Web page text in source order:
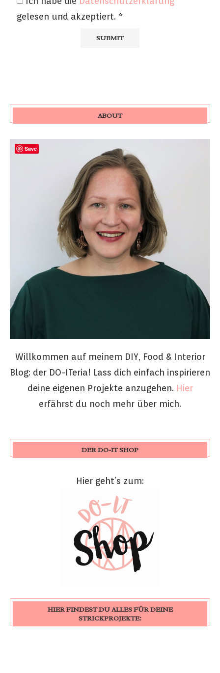
gelesen und akzeptiert. *
ABOUT
Willkommen auf meinem DIY, Food & Interior
Blog: der DO-ITeria! Lass dich einfach inspirieren
deine eigenen Projekte anzugehen. Hier
erfährst du noch mehr über mich.
DER DO-IT SHOP
Hier geht’s zum:
HIER FINDEST DU ALLES FÜR DEINE
STRICKPROJEKTE:
Save